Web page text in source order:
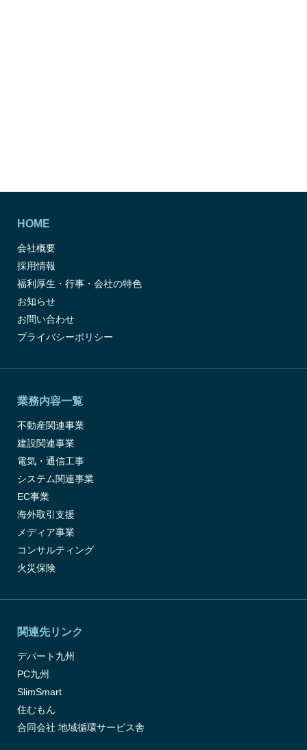
HOME
会社概要
採用情報
福利厚生・行事・会社の特色
お知らせ
お問い合わせ
プライバシーポリシー
業務内容一覧
不動産関連事業
建設関連事業
電気・通信工事
システム関連事業
EC事業
海外取引支援
メディア事業
コンサルティング
火災保険
関連先リンク
デパート九州
PC九州
SlimSmart
住むもん
合同会社 地域循環サービス舎